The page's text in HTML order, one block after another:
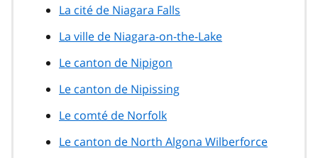
La cité de Niagara Falls
La ville de Niagara-on-the-Lake
Le canton de Nipigon
Le canton de Nipissing
Le comté de Norfolk
Le canton de North Algona Wilberforce